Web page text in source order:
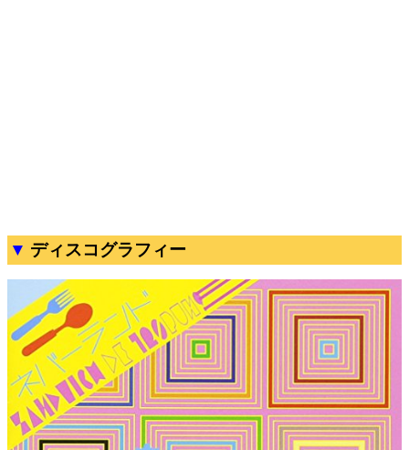
ディスコグラフィー